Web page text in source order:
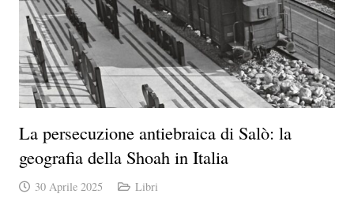
La persecuzione antiebraica di Salò: la
geografia della Shoah in Italia
30 Aprile 2025 Libri